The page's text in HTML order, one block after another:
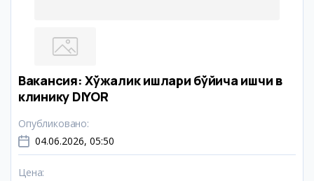
Вакансия: Хўжалик ишлари бўйича ишчи в
клинику DIYOR
Опубликовано:
04.06.2026, 05:50
Цена: